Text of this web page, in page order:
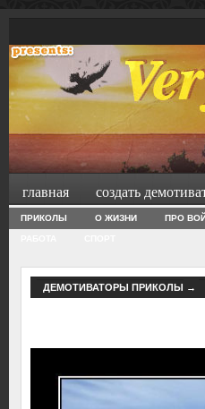
главная создать
ПРИКОЛЫ О ЖИЗНИ ПРО
ДЕМОТИВАТОРЫ ПРИКОЛЫ →